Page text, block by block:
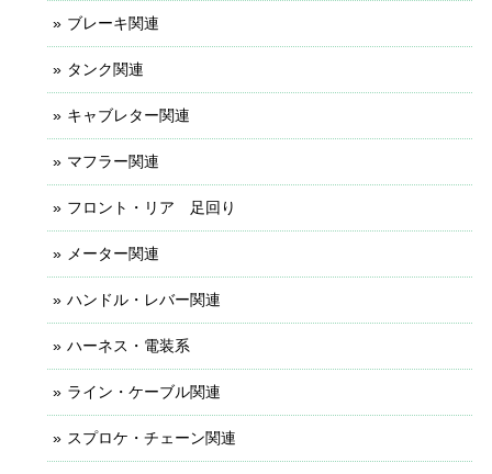
ブレーキ関連
タンク関連
キャブレター関連
マフラー関連
フロント・リア 足回り
メーター関連
ハンドル・レバー関連
ハーネス・電装系
ライン・ケーブル関連
スプロケ・チェーン関連